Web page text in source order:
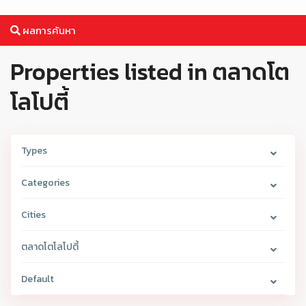
ผลการค้นหา
Properties listed in ตลาดโต
โลโปตี้
Types
Categories
Cities
ตลาดโตโลโปตี้
Default